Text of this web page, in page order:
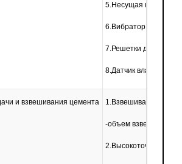
5.Несущая
6.Вибратор для
7.Решетки для
8.Датчик влажности
и взвешивания цемента 1.Взвешивающий
-объем взвешивания:
2.Высокоточные